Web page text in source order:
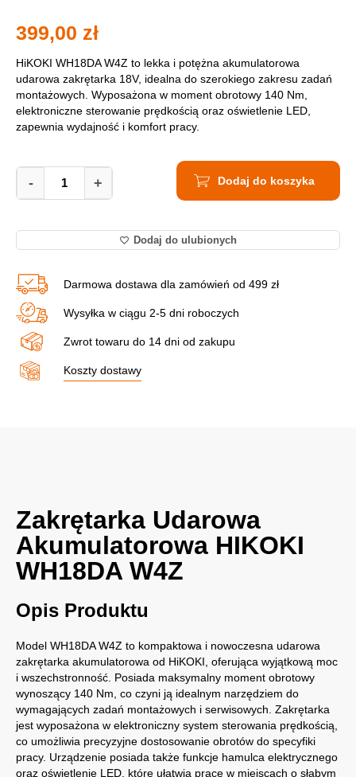
399,00 zł
HiKOKI WH18DA W4Z to lekka i potężna akumulatorowa
udarowa zakrętarka 18V, idealna do szerokiego zakresu zadań
montażowych. Wyposażona w moment obrotowy 140 Nm,
elektroniczne sterowanie prędkością oraz oświetlenie LED,
zapewnia wydajność i komfort pracy.
Zakrętarka
Udarowa
Akumulatorowa
WH18DA
W4Z
- + Dodaj do koszyka
Dodaj do ulubionych
Darmowa dostawa dla zamówień od 499 zł
Wysyłka w ciągu 2-5 dni roboczych
Zwrot towaru do 14 dni od zakupu
Koszty dostawy
Zakrętarka Udarowa
Akumulatorowa HIKOKI
WH18DA W4Z
Opis Produktu
Model WH18DA W4Z to kompaktowa i nowoczesna udarowa
zakrętarka akumulatorowa od HiKOKI, oferująca wyjątkową moc
i wszechstronność. Posiada maksymalny moment obrotowy
wynoszący 140 Nm, co czyni ją idealnym narzędziem do
wymagających zadań montażowych i serwisowych. Zakrętarka
jest wyposażona w elektroniczny system sterowania prędkością,
co umożliwia precyzyjne dostosowanie obrotów do specyfiki
pracy. Urządzenie posiada także funkcje hamulca elektrycznego
oraz oświetlenie LED, które ułatwia pracę w miejscach o słabym